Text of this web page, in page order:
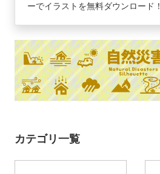
ーでイラストを無料ダウンロード！
カテゴリ一覧